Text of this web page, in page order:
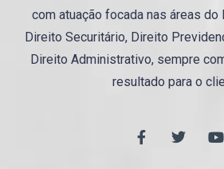
com atuação focada nas áreas do
Direito Securitário, Direito
Direito Administrativo, sempre
resultado para o